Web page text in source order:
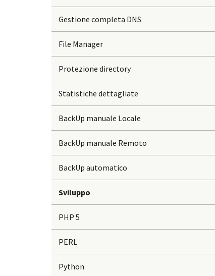
Gestione completa DNS
File Manager
Protezione directory
Statistiche dettagliate
BackUp manuale Locale
BackUp manuale Remoto
BackUp automatico
Sviluppo
PHP 5
PERL
Python